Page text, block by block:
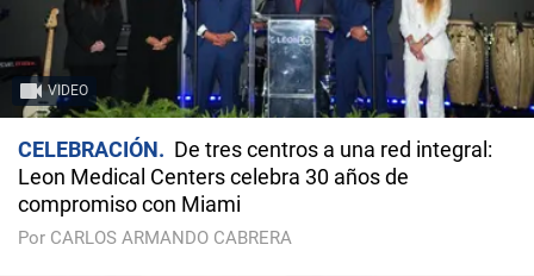
VIDEO
CELEBRACIÓN
De tres centros a una red integral:
Leon Medical Centers celebra 30 años de
compromiso con Miami
Por CARLOS ARMANDO CABRERA